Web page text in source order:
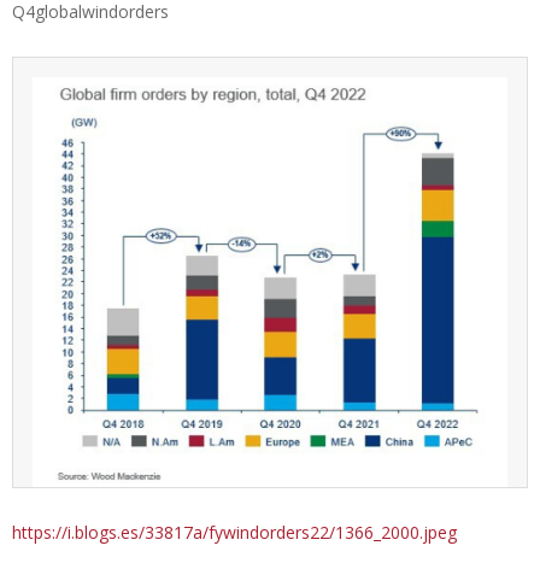
Q4globalwindorders
https://i.blogs.es/33817a/fywindorders22/1366_2000.jpeg